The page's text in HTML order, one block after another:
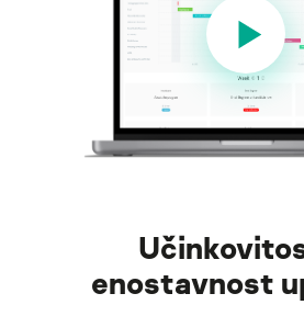
enostavnost